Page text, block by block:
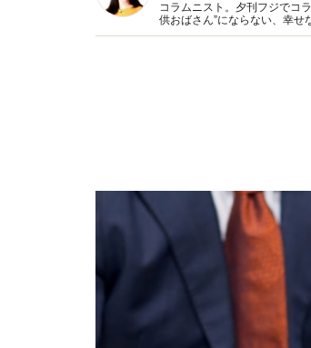
コラムニスト。夕刊フジでコ
供おばさん”にならない、幸
子」に変わる方法』（